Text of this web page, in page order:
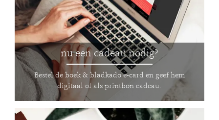
nu een cadeau nodig?
Bestel de boek & bladkado e-card en geef hem
digitaal of als printbon cadeau.